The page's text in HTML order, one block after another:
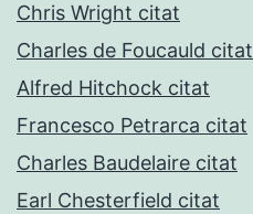
Chris Wright citat
Charles de Foucauld citat
Alfred Hitchock citat
Francesco Petrarca citat
Charles Baudelaire citat
Earl Chesterfield citat